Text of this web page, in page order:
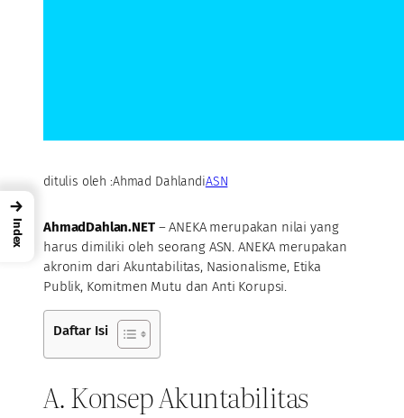
ditulis oleh :Ahmad DahlandiASN
AhmadDahlan.NET– ANEKA merupakan nilai yang
harus dimiliki oleh seorang ASN. ANEKA merupakan
akronim dari Akuntabilitas, Nasionalisme, Etika
Publik, Komitmen Mutu dan Anti Korupsi.
Daftar Isi
A. Konsep Akuntabilitas
→
Index